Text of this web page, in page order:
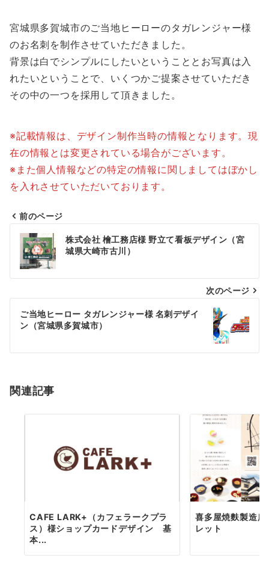
宮城県多賀城市のご当地ヒーローのタガレンジャー様
のお名刺を制作させていただきました。
背景は白でシンプルにしたいということとお写真は入
れたいということで、いくつかご提案させていただき
その中の一つを採用して頂きました。
※記載情報は、デザイン制作当時の情報となります。現
在の情報とは変更されている場合がございます。
※また個人情報などの特定の情報に関しましてはぼかし
を入れさせていただいております。
投
ナ
ビ
ゲ
シ
ン
前のページ
株式会社 檜工務店様 野立て看板デザイン（宮
城県大崎市古川）
次のページ
ご当地ヒーロー タガレンジャー様 名刺デザイ
ン（宮城県多賀城市）
関連記事
CAFE LARK+（カフェラークプラ
ス）様ショップカードデザイン 基
本...
喜多屋焼麩製造
レット